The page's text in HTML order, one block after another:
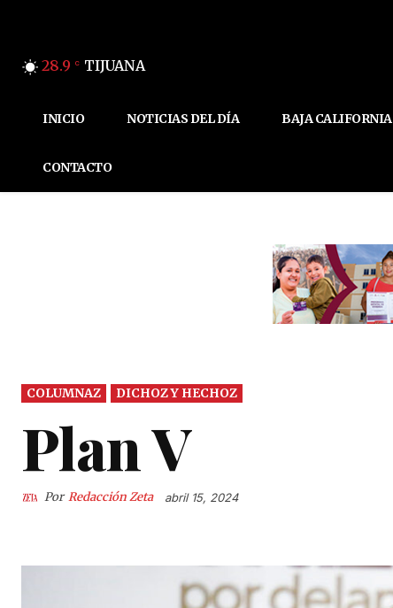
28.9 C TIJUANA
INICIO NOTICIAS DEL DÍA BAJA CALIFORNIA
CONTACTO
COLUMNAZ DICHOZ Y HECHOZ
Plan V
Por Redacción Zeta abril 15, 2024